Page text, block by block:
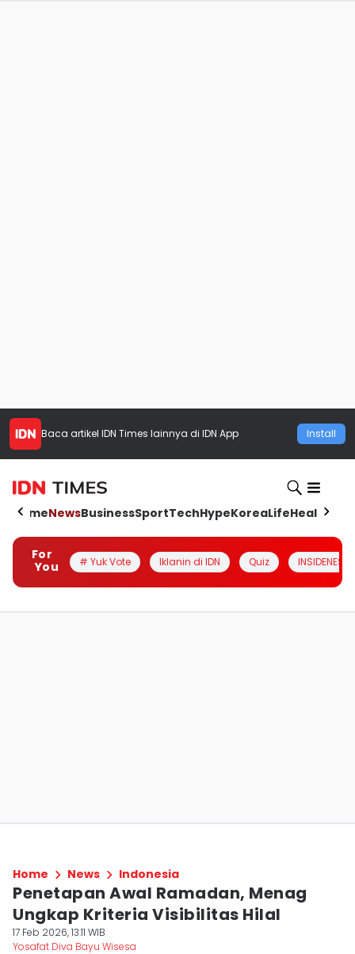
Baca artikel IDN Times lainnya di IDN App Install
HomeNewsBusinessSportTechHypeKoreaLifeHealth
For
You
# Yuk Vote Iklanin di IDN Quiz INSIDENESIA
Home News Indonesia
Penetapan Awal Ramadan, Menag
Ungkap Kriteria Visibilitas Hilal
17 Feb 2026, 13:11 WIB
Yosafat Diva Bayu Wisesa